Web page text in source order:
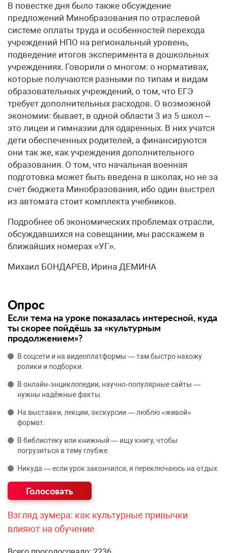
В повестке дня было также обсуждение
предложений Минобразования по отраслевой
системе оплаты труда и особенностей перехода
учреждений НПО на региональный уровень,
подведение итогов эксперимента в дошкольных
учреждениях. Говорили о многом: о нормативах,
которые получаются разными по типам и видам
образовательных учреждений, о том, что ЕГЭ
требует дополнительных расходов. О возможной
экономии: бывает, в одной области 3 из 5 школ –
это лицеи и гимназии для одаренных. В них учатся
дети обеспеченных родителей, а финансируются
они так же, как учреждения дополнительного
образования. О том, что начальная военная
подготовка может быть введена в школах, но не за
счет бюджета Минобразования, ибо один выстрел
из автомата стоит комплекта учебников.
Подробнее об экономических проблемах отрасли,
обсуждавшихся на совещании, мы расскажем в
ближайших номерах «УГ».
Михаил БОНДАРЕВ, Ирина ДЕМИНА
Опрос
Если тема на уроке показалась интересной, куда
ты скорее пойдёшь за «культурным
продолжением»?
В соцсети и на видеоплатформы — там быстро нахожу
ролики и подборки.
В онлайн‑энциклопедии, научно‑популярные сайты —
нужны надёжные факты.
На выставки, лекции, экскурсии — люблю «живой»
формат.
В библиотеку или книжный — ищу книгу, чтобы
погрузиться в тему глубже.
Никуда — если урок закончился, я переключаюсь на отдых.
Взгляд зумера: как культурные привычки
влияют на обучение